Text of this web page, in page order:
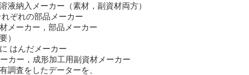
液納入メーカー（素材，副資材両方）
ぞれの部品メーカー
メーカー，部品メーカー
）
はんだメーカー
カー，成形加工用副資材メーカー
調査をしたデーターを、